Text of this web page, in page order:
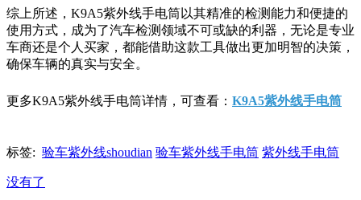
综上所述，K9A5紫外线手电筒以其精准的检测能力和便捷的
使用方式，成为了汽车检测领域不可或缺的利器，无论是专业
车商还是个人买家，都能借助这款工具做出更加明智的决策，
确保车辆的真实与安全。
更多K9A5紫外线手电筒详情，可查看： K9A5紫外线手电筒
标签: 验车紫外线shoudian 验车紫外线手电筒 紫外线手电筒
没有了